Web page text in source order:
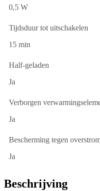
0,5 W
Tijdsduur tot uitschakelen
15 min
Half-geladen
Ja
Verborgen
Ja
Bescherming tegen
Ja
Beschrijving